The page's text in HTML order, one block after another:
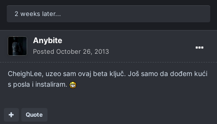
2 weeks later...
Anybite
Posted October 26, 2013
CheighLee, uzeo sam ovaj beta ključ. Još samo da dođem kući
s posla i instaliram.
Quote